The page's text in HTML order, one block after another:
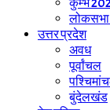
कुम्भ
उत्तर प्रदेश
अवध
पूर्वांचल
बुंदेलखंड